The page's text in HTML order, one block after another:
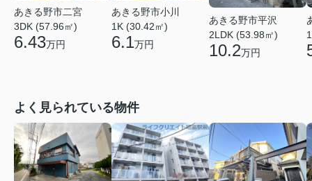
あきる野市二宮
3DK (57.96㎡)
6.43万円
あきる野市小川
1K (30.42㎡)
6.1万円
あきる野市平沢
2LDK (53.98㎡)
10.2万円
よく見られている物件